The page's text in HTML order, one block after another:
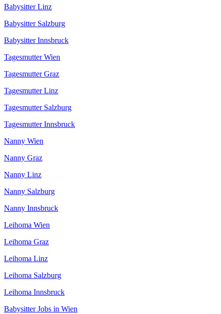
Babysitter Linz
Babysitter Salzburg
Babysitter Innsbruck
Tagesmutter Wien
Tagesmutter Graz
Tagesmutter Linz
Tagesmutter Salzburg
Tagesmutter Innsbruck
Nanny Wien
Nanny Graz
Nanny Linz
Nanny Salzburg
Nanny Innsbruck
Leihoma Wien
Leihoma Graz
Leihoma Linz
Leihoma Salzburg
Leihoma Innsbruck
Babysitter Jobs in Wien